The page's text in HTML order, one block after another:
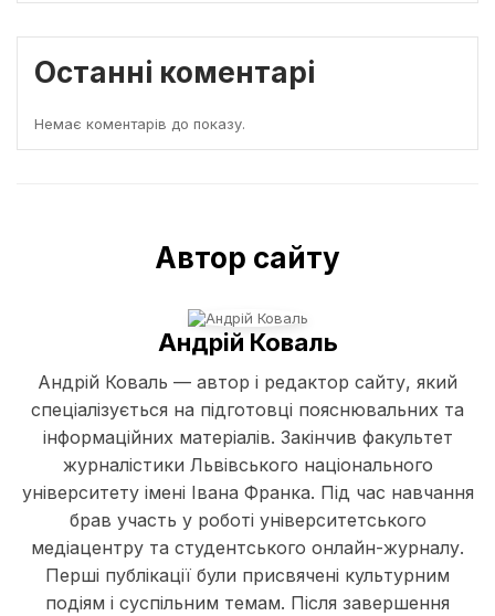
Останні коментарі
Немає коментарів до показу.
Автор сайту
Андрій Коваль
Андрій Коваль — автор і редактор сайту, який
спеціалізується на підготовці пояснювальних та
інформаційних матеріалів. Закінчив факультет
журналістики Львівського національного
університету імені Івана Франка. Під час навчання
брав участь у роботі університетського
медіацентру та студентського онлайн-журналу.
Перші публікації були присвячені культурним
подіям і суспільним темам. Після завершення